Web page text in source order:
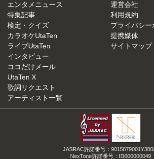
エンタメニュース
特集記事
検定・クイズ
カラオケUtaTen
ライブUtaTen
インタビュー
ココだけメール
UtaTen X
歌詞リクエスト
アーティスト一覧
運営会社
利用規約
プライバシー
提携媒体
サイトマップ
JASRAC許諾番号：
NexTone許諾番号：ID000000049